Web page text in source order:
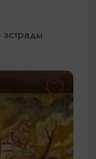
эстрады